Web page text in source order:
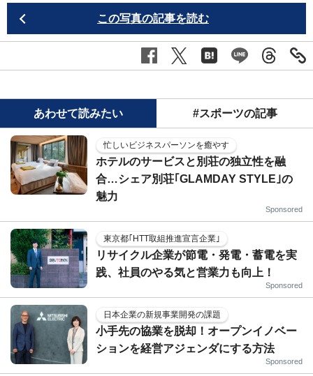
この写真の記事を読む
あわせて読みたい #スポーツの記事
忙しいビジネスパーソンを癒やす
ホテルのサービスと別荘の独立性を融
合…シェア別荘｢GLAMDAY STYLE｣の
魅力
Sponsored
東京都｢HTT取組推進宣言企業｣
リサイクル企業が節電・発電・蓄電を実
践、社員のやる気と営業力も向上！
Sponsored
日本企業の新規事業開発の課題
小手先の協業を脱却！オープンイノベー
ションを経営アジェンダにする方法
Sponsored